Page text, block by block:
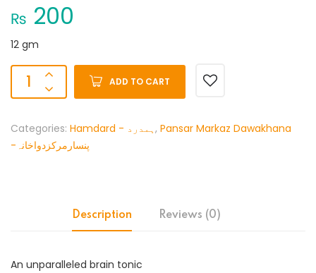
₨ 200
12 gm
ADD TO CART
Categories: Hamdard - ہمدرد, Pansar Markaz Dawakhana
-پنسارمرکزدواخانہ
Description Reviews (0)
An unparalleled brain tonic